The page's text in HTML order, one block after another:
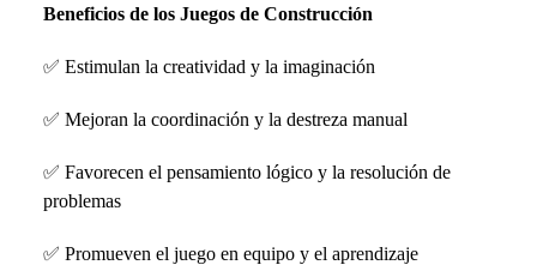
Beneficios de los Juegos de Construcción
✅ Estimulan la creatividad y la imaginación
✅ Mejoran la coordinación y la destreza manual
✅ Favorecen el pensamiento lógico y la resolución de
problemas
✅ Promueven el juego en equipo y el aprendizaje